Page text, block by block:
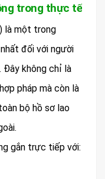
trong thực tế
là một trong
đối với người
Đây không chỉ là
pháp mà còn là
bộ hồ sơ lao
gắn trực tiếp với: